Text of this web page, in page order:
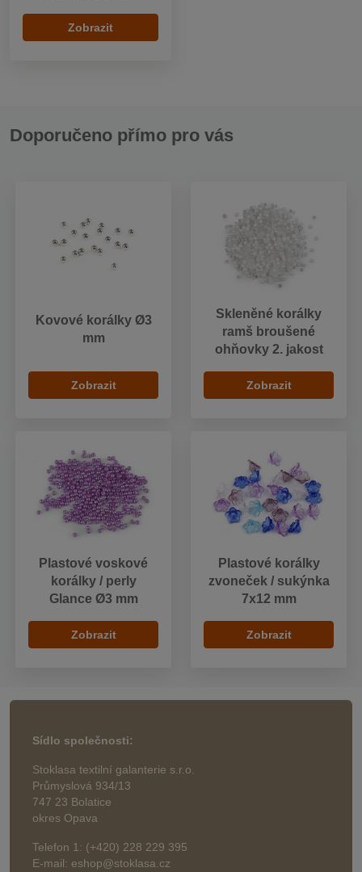
Zobrazit
Doporučeno přímo pro vás
Kovové korálky Ø3
mm
Zobrazit
Skleněné korálky
ramš broušené
ohňovky 2. jakost
Zobrazit
Plastové voskové
korálky / perly
Glance Ø3 mm
Zobrazit
Plastové korálky
zvoneček / sukýnka
7x12 mm
Zobrazit
Sídlo společnosti:
Stoklasa textilní galanterie s.r.o.
Průmyslová 934/13
747 23 Bolatice
okres Opava
Telefon 1: (+420) 228 229 395
E-mail: eshop@stoklasa.cz